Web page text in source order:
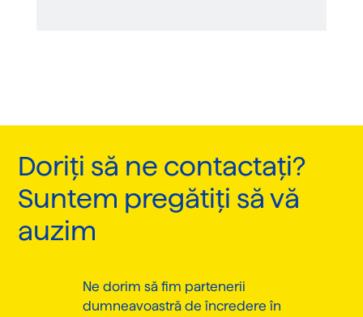
Doriți să ne contactați?
Suntem pregătiți să vă
auzim
Ne dorim să fim partenerii
dumneavoastră de încredere în